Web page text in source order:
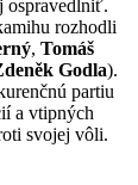
ospravedlniť.
rozhodli
, Tomáš
Godla).
partiu
a vtipných
svojej vôli.